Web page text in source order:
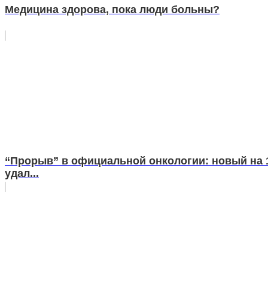
Медицина здорова, пока люди больны?
“Прорыв” в официальной онкологии: новый на
удал...